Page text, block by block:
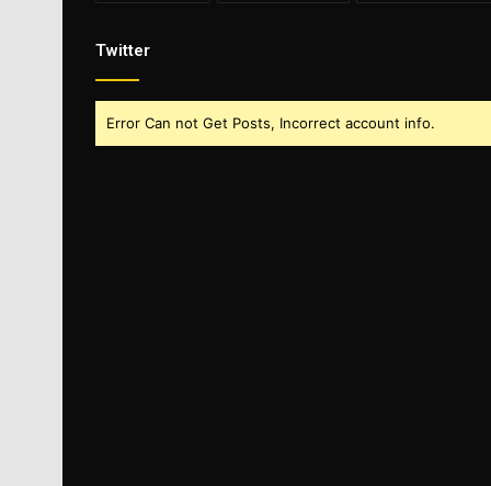
Twitter
Error Can not Get Posts, Incorrect account info.